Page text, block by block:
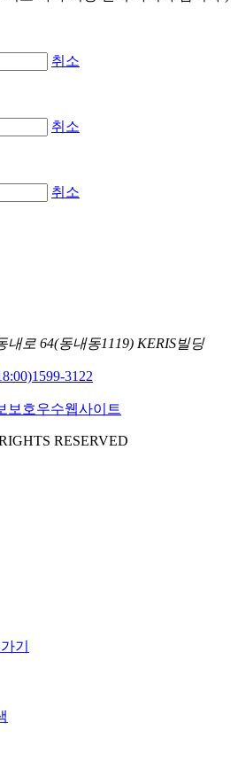
취소
취소
취소
내로 64(동내동1119) KERIS빌딩
1599-3122
RESERVED
기